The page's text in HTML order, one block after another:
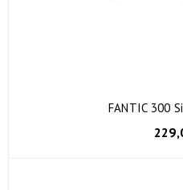
FANTIC 300